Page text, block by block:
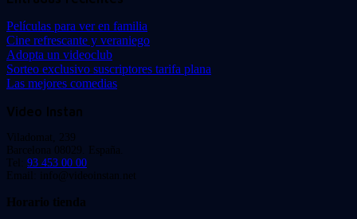
Películas para ver en familia
Cine refrescante y veraniego
Adopta un videoclub
Sorteo exclusivo suscriptores tarifa plana
Las mejores comedias
Video Instan
Viladomat, 239
Barcelona 08029. España.
Tel: 93 453 00 00
Email: info@videoinstan.net
Horario tienda